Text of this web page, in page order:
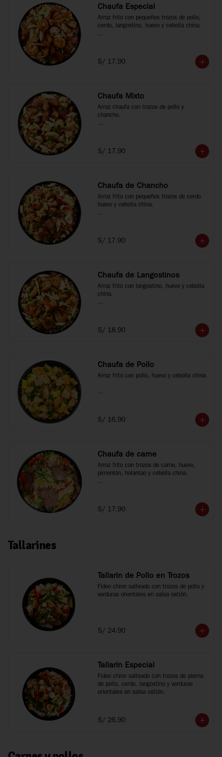
Chaufa Especial
Arroz frito con pequeños trozos de pollo,
cerdo, langostino, huevo y cebolla china.
S/ 17.90
Chaufa Mixto
Arroz chaufa con trozos de pollo y
chancho.
S/ 17.90
Chaufa de Chancho
Arroz frito con pequeños trozos de cerdo
huevo y cebolla china.
S/ 17.90
Chaufa de Langostinos
Arroz frito con langostino, huevo y cebolla
china.
S/ 18.90
Chaufa de Pollo
Arroz frito con pollo, huevo y cebolla china.
S/ 16.90
Chaufa de carne
Arroz frito con trozos de carne, huevo,
pimentón, holantao y cebolla china.
S/ 17.90
Tallarines
Tallarin de Pollo en Trozos
Fideo chino salteado con trozos de pollo y
verduras orientales en salsa ostión.
S/ 24.90
Tallarin Especial
Fideo chino salteado con trozos de pierna
de pollo, cerdo, langostino y verduras
orientales en salsa ostión.
S/ 26.90